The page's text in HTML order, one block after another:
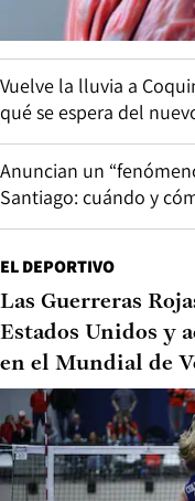
Vuelve la lluvia a
qué se espera del
Anuncian un
Santiago: cuándo y
EL DEPORTIVO
Las Guerreras
Estados Unidos y
en el Mundial de